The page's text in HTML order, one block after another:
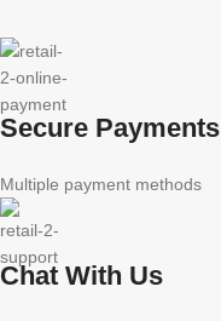
Secure Payments
Multiple payment methods
Chat With Us